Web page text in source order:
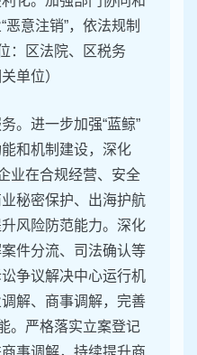
意注销”，依法规制
：区法院、区税务
单位）
。进一步加强“蓝鲸”
和机制建设，深化
业在合规经营、安全
秘密保护、出海护航
风险防范能力。深化
件分流、司法确认等
争议解决中心运行机
解、商事调解，完善
。严格落实立案登记
事调解，持续提升商